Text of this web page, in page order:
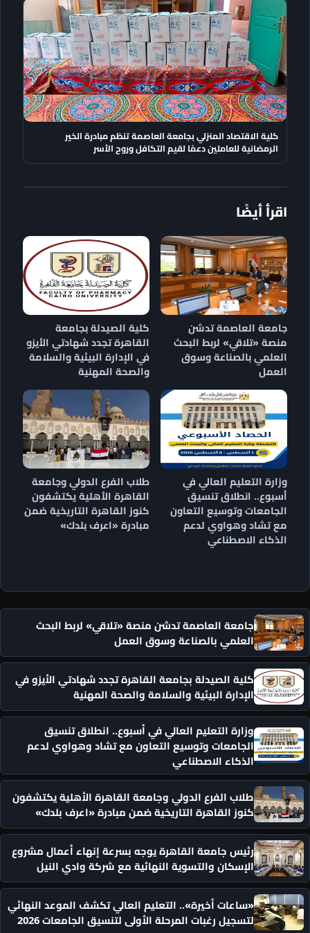
كلية الاقتصاد المنزلي بجامعة العاصمة تنظم مبادرة الخير
الرمضانية للعاملين دعمًا لقيم التكافل وروح الأسر
اقرأ أيضًا
جامعة العاصمة تدشن
منصة «تلاقي» لربط البحث
العلمي بالصناعة وسوق
العمل
كلية الصيدلة بجامعة
القاهرة تجدد شهادتي الأيزو
في الإدارة البيئية والسلامة
والصحة المهنية
وزارة التعليم العالي في
أسبوع.. انطلاق تنسيق
الجامعات وتوسيع التعاون
مع تشاد وهواوي لدعم
الذكاء الاصطناعي
طلاب الفرع الدولي وجامعة
القاهرة الأهلية يكتشفون
كنوز القاهرة التاريخية ضمن
مبادرة «اعرف بلدك»
جامعة العاصمة تدشن منصة «تلاقي» لربط البحث
العلمي بالصناعة وسوق العمل
كلية الصيدلة بجامعة القاهرة تجدد شهادتي الأيزو في
الإدارة البيئية والسلامة والصحة المهنية
وزارة التعليم العالي في أسبوع.. انطلاق تنسيق
الجامعات وتوسيع التعاون مع تشاد وهواوي لدعم
الذكاء الاصطناعي
طلاب الفرع الدولي وجامعة القاهرة الأهلية يكتشفون
كنوز القاهرة التاريخية ضمن مبادرة «اعرف بلدك»
رئيس جامعة القاهرة يوجه بسرعة إنهاء أعمال مشروع
الإسكان والتسوية النهائية مع شركة وادي النيل
«ساعات أخيرة».. التعليم العالي تكشف الموعد النهائي
لتسجيل رغبات المرحلة الأولى لتنسيق الجامعات 2026